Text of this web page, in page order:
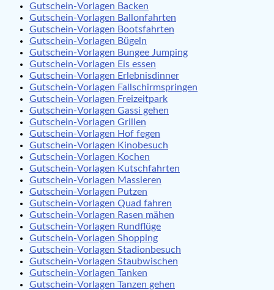
Gutschein-Vorlagen Backen
Gutschein-Vorlagen Ballonfahrten
Gutschein-Vorlagen Bootsfahrten
Gutschein-Vorlagen Bügeln
Gutschein-Vorlagen Bungee Jumping
Gutschein-Vorlagen Eis essen
Gutschein-Vorlagen Erlebnisdinner
Gutschein-Vorlagen Fallschirmspringen
Gutschein-Vorlagen Freizeitpark
Gutschein-Vorlagen Gassi gehen
Gutschein-Vorlagen Grillen
Gutschein-Vorlagen Hof fegen
Gutschein-Vorlagen Kinobesuch
Gutschein-Vorlagen Kochen
Gutschein-Vorlagen Kutschfahrten
Gutschein-Vorlagen Massieren
Gutschein-Vorlagen Putzen
Gutschein-Vorlagen Quad fahren
Gutschein-Vorlagen Rasen mähen
Gutschein-Vorlagen Rundflüge
Gutschein-Vorlagen Shopping
Gutschein-Vorlagen Stadionbesuch
Gutschein-Vorlagen Staubwischen
Gutschein-Vorlagen Tanken
Gutschein-Vorlagen Tanzen gehen